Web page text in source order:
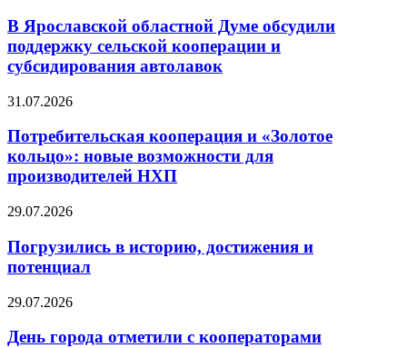
В Ярославской областной Думе обсудили
поддержку сельской кооперации и
субсидирования автолавок
31.07.2026
Потребительская кооперация и «Золотое
кольцо»: новые возможности для
производителей НХП
29.07.2026
Погрузились в историю, достижения и
потенциал
29.07.2026
День города отметили с кооператорами